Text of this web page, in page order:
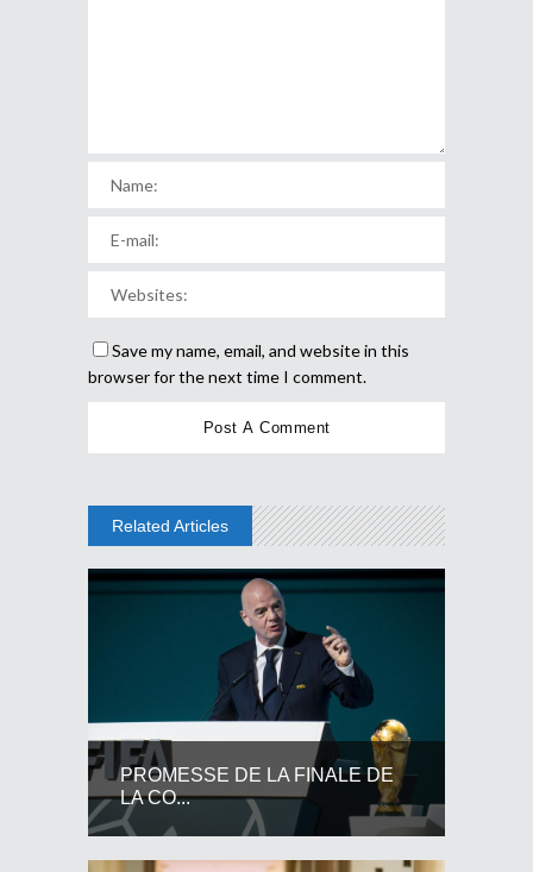
Save my name, email, and website in this
browser for the next time I comment.
Related Articles
PROMESSE DE LA FINALE DE
LA CO...